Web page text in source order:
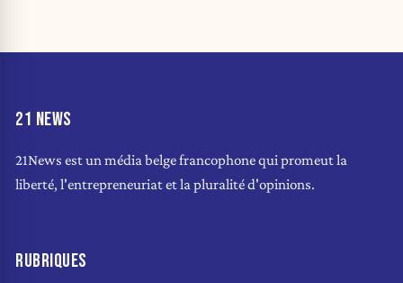
21 NEWS
21News est un média belge francophone qui promeut la
liberté, l'entrepreneuriat et la pluralité d'opinions.
RUBRIQUES